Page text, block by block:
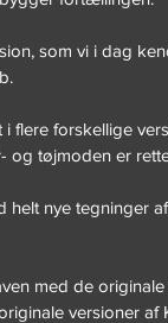
som vi i dag
i flere forskellige
og tøjmoden er
helt nye
med de
versioner